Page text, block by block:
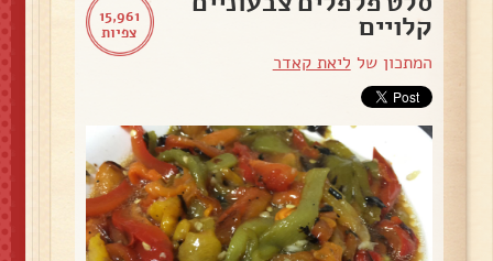
15,961
צפיות
קלויים
המתכון של ליאת קאדר